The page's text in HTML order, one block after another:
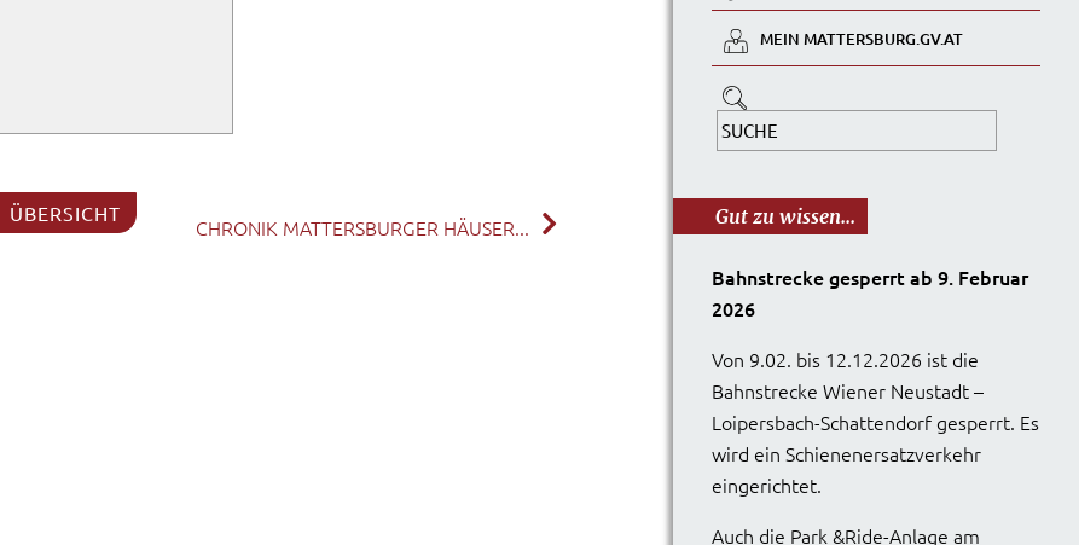
ÜBERSICHT
CHRONIK MATTERSBURGER HÄUSER...
MEIN MATTERSBURG.GV.AT
Gut zu wissen...
Bahnstrecke gesperrt ab 9. Februar
2026
Von 9.02. bis 12.12.2026 ist die
Bahnstrecke Wiener Neustadt –
Loipersbach-Schattendorf gesperrt. Es
wird ein Schienenersatzverkehr
eingerichtet.
Auch die Park &Ride-Anlage am